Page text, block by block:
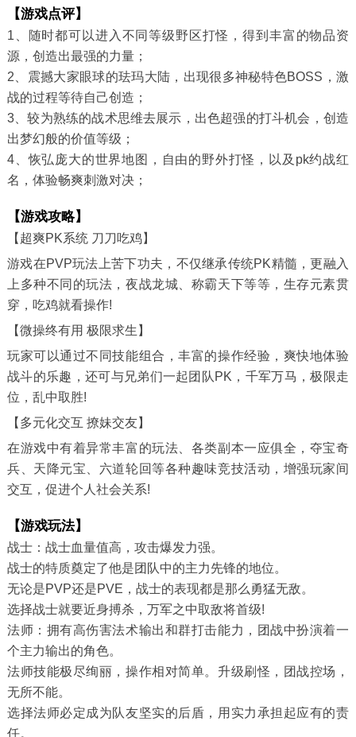
【游戏点评】
1、随时都可以进入不同等级野区打怪，得到丰富的物品资
源，创造出最强的力量；
2、震撼大家眼球的珐玛大陆，出现很多神秘特色BOSS，激
战的过程等待自己创造；
3、较为熟练的战术思维去展示，出色超强的打斗机会，创造
出梦幻般的价值等级；
4、恢弘庞大的世界地图，自由的野外打怪，以及pk约战红
名，体验畅爽刺激对决；
【游戏攻略】
【超爽PK系统 刀刀吃鸡】
游戏在PVP玩法上苦下功夫，不仅继承传统PK精髓，更融入
上多种不同的玩法，夜战龙城、称霸天下等等，生存元素贯
穿，吃鸡就看操作!
【微操终有用 极限求生】
玩家可以通过不同技能组合，丰富的操作经验，爽快地体验
战斗的乐趣，还可与兄弟们一起团队PK，千军万马，极限走
位，乱中取胜!
【多元化交互 撩妹交友】
在游戏中有着异常丰富的玩法、各类副本一应俱全，夺宝奇
兵、天降元宝、六道轮回等各种趣味竞技活动，增强玩家间
交互，促进个人社会关系!
【游戏玩法】
战士：战士血量值高，攻击爆发力强。
战士的特质奠定了他是团队中的主力先锋的地位。
无论是PVP还是PVE，战士的表现都是那么勇猛无敌。
选择战士就要近身搏杀，万军之中取敌将首级!
法师：拥有高伤害法术输出和群打击能力，团战中扮演着一
个主力输出的角色。
法师技能极尽绚丽，操作相对简单。升级刷怪，团战控场，
无所不能。
选择法师必定成为队友坚实的后盾，用实力承担起应有的责
任。